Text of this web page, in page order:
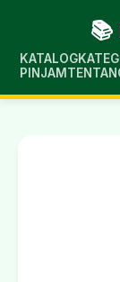
📚
KATALOG
PINJAM